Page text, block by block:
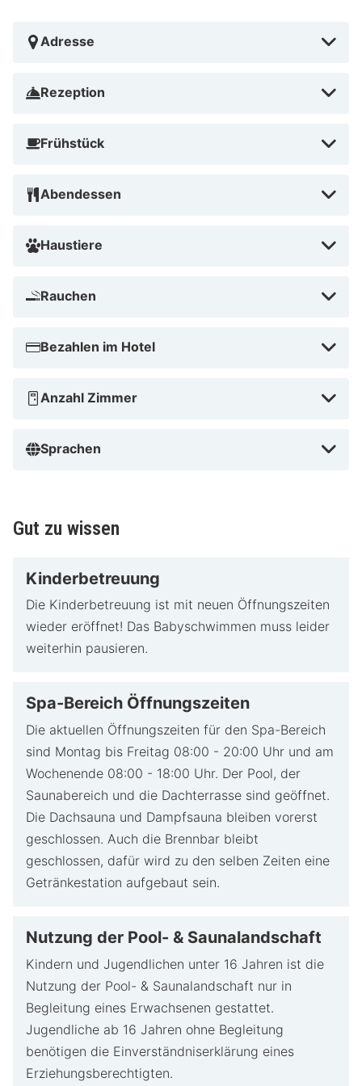
jetzt im August 2026 und genieße eine wohltuende
Adresse
Rezeption
Frühstück
Abendessen
Haustiere
Rauchen
Bezahlen im Hotel
Anzahl Zimmer
Sprachen
Gut zu wissen
Kinderbetreuung
Die Kinderbetreuung ist mit neuen Öffnungszeiten
wieder eröffnet! Das Babyschwimmen muss leider
weiterhin pausieren.
Spa-Bereich Öffnungszeiten
Die aktuellen Öffnungszeiten für den Spa-Bereich
sind Montag bis Freitag 08:00 - 20:00 Uhr und am
Wochenende 08:00 - 18:00 Uhr. Der Pool, der
Saunabereich und die Dachterrasse sind geöffnet.
Die Dachsauna und Dampfsauna bleiben vorerst
geschlossen. Auch die Brennbar bleibt
geschlossen, dafür wird zu den selben Zeiten eine
Getränkestation aufgebaut sein.
Nutzung der Pool- & Saunalandschaft
Kindern und Jugendlichen unter 16 Jahren ist die
Nutzung der Pool- & Saunalandschaft nur in
Begleitung eines Erwachsenen gestattet.
Jugendliche ab 16 Jahren ohne Begleitung
benötigen die Einverständniserklärung eines
Erziehungsberechtigten.